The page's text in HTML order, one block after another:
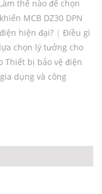
thế nào để chọn
MCB DZ30 DPN
hiện đại? | Điều gì
chọn lý tưởng cho
Thiết bị bảo vệ điện
dụng và công